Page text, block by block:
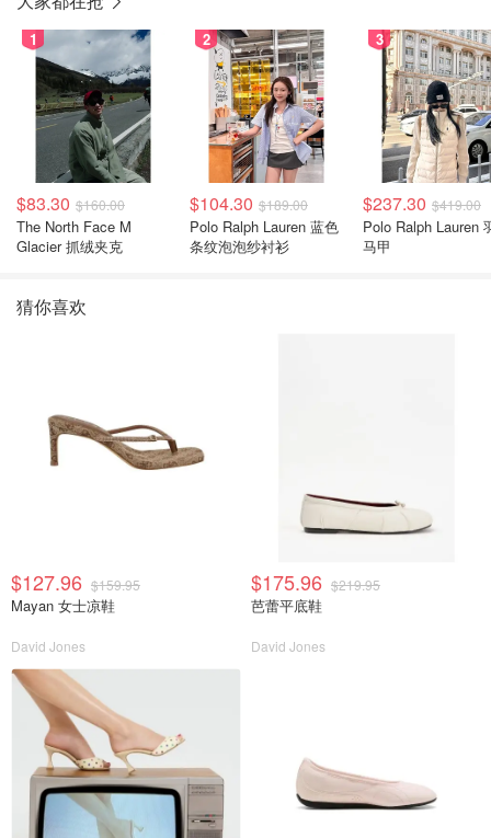
1
$83.30 $160.00
The North Face M
Glacier 抓绒夹克
2
$104.30 $189.00
Polo Ralph Lauren 蓝色
条纹泡泡纱衬衫
3
$237.30 $419.00
Polo Ralph Lauren
马甲
猜你喜欢
$127.96 $159.95
Mayan 女士凉鞋
David Jones
$175.96 $219.95
芭蕾平底鞋
David Jones